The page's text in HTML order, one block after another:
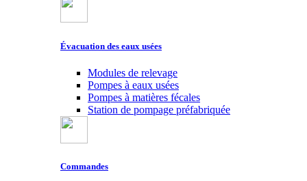
Évacuation des eaux usées
Modules de relevage
Pompes à eaux usées
Pompes à matières fécales
Station de pompage préfabriquée
Commandes